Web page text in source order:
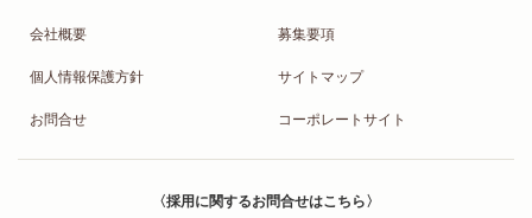
会社概要 募集要項
個人情報保護方針 サイトマップ
お問合せ コーポレートサイト
〈採用に関するお問合せはこちら〉